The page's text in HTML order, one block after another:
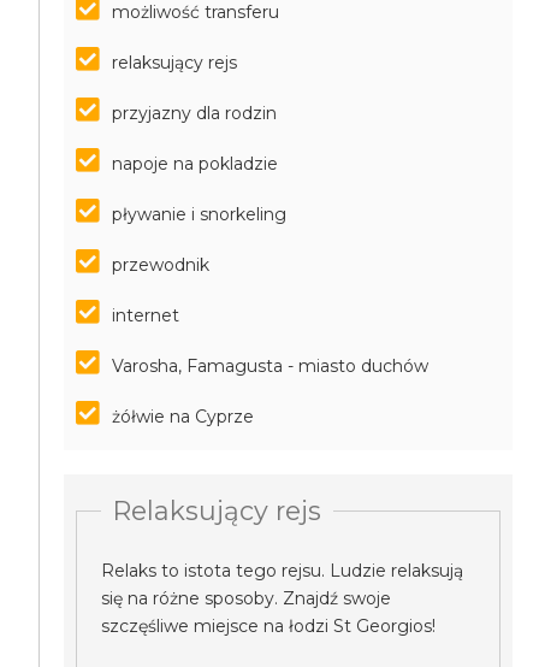
możliwość transferu
relaksujący rejs
przyjazny dla rodzin
napoje na pokladzie
pływanie i snorkeling
przewodnik
internet
Varosha, Famagusta - miasto duchów
żółwie na Cyprze
Relaksujący rejs
Relaks to istota tego rejsu. Ludzie relaksują
się na różne sposoby. Znajdź swoje
szczęśliwe miejsce na łodzi St Georgios!